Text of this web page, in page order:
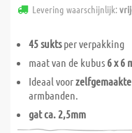
Levering waarschijnlijk:
45 suktsper verpakking
maat van de kubus 6 x 6
Ideaal voorzelfgemaakte
armbanden.
gat ca. 2,5mm